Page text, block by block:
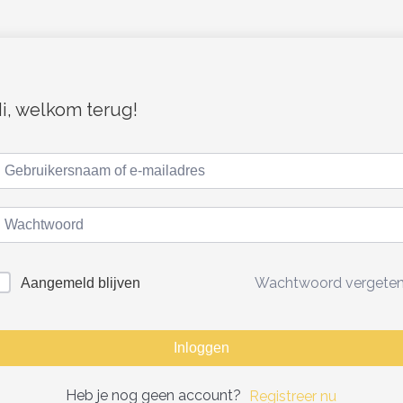
welkom terug!
Aangemeld blijven Wachtwoord
Inloggen
Heb je nog geen account? Registreer nu